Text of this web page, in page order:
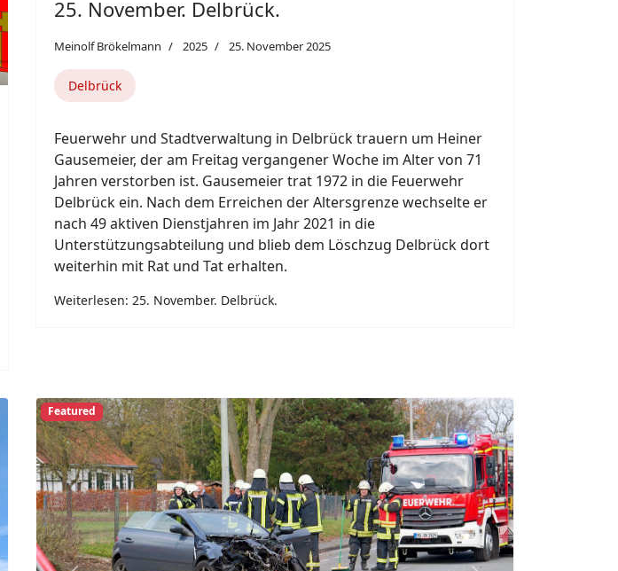
Seite 11 von 85